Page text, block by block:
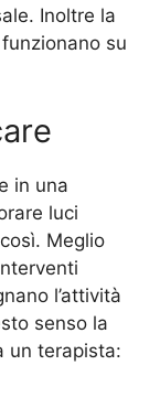
Inoltre la
su
in una
luci
Meglio
l’attività
senso la
un terapista: